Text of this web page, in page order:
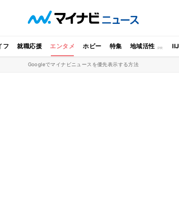
フ 就職応援 エンタメ ホビー 特集 地域活性 IIJ
Googleでマイナビニュースを優先表示する方法